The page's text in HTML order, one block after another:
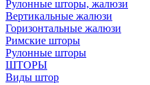
Рулонные шторы, жалюзи
Вертикальные жалюзи
Горизонтальные жалюзи
Римские шторы
Рулонные шторы
ШТОРЫ
Виды штор